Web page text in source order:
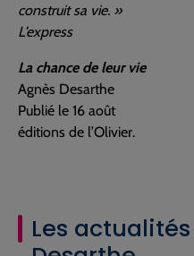
construit sa vie. »
L’express
La chance de leur vie
Agnès Desarthe
Publié le 16 août
éditions de l’Olivier.
Les